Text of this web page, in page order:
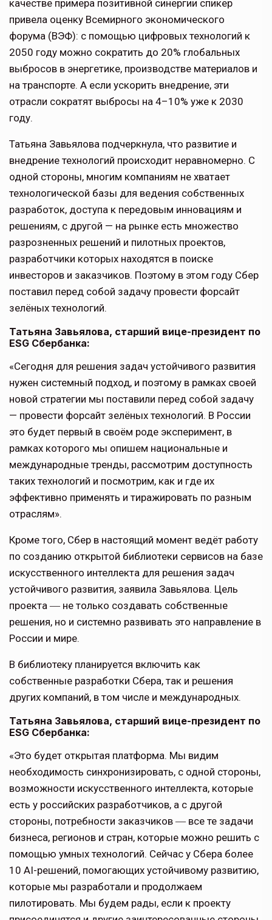
качестве примера позитивной синергии спикер
привела оценку Всемирного экономического
форума (ВЭФ): с помощью цифровых технологий к
2050 году можно сократить до 20% глобальных
выбросов в энергетике, производстве материалов и
на транспорте. А если ускорить внедрение, эти
отрасли сократят выбросы на 4–10% уже к 2030
году.
Татьяна Завьялова подчеркнула, что развитие и
внедрение технологий происходит неравномерно. С
одной стороны, многим компаниям не хватает
технологической базы для ведения собственных
разработок, доступа к передовым инновациям и
решениям, с другой — на рынке есть множество
разрозненных решений и пилотных проектов,
разработчики которых находятся в поиске
инвесторов и заказчиков. Поэтому в этом году Сбер
поставил перед собой задачу провести форсайт
зелёных технологий.
Татьяна Завьялова, старший вице-президент по
ESG Сбербанка:
«Сегодня для решения задач устойчивого развития
нужен системный подход, и поэтому в рамках своей
новой стратегии мы поставили перед собой задачу
— провести форсайт зелёных технологий. В России
это будет первый в своём роде эксперимент, в
рамках которого мы опишем национальные и
международные тренды, рассмотрим доступность
таких технологий и посмотрим, как и где их
эффективно применять и тиражировать по разным
отраслям».
Кроме того, Сбер в настоящий момент ведёт работу
по созданию открытой библиотеки сервисов на базе
искусственного интеллекта для решения задач
устойчивого развития, заявила Завьялова. Цель
проекта ― не только создавать собственные
решения, но и системно развивать это направление в
России и мире.
В библиотеку планируется включить как
собственные разработки Сбера, так и решения
других компаний, в том числе и международных.
Татьяна Завьялова, старший вице-президент по
ESG Сбербанка:
«Это будет открытая платформа. Мы видим
необходимость синхронизировать, с одной стороны,
возможности искусственного интеллекта, которые
есть у российских разработчиков, а с другой
стороны, потребности заказчиков ― все те задачи
бизнеса, регионов и стран, которые можно решить с
помощью умных технологий. Сейчас у Сбера более
10 AI-решений, помогающих устойчивому развитию,
которые мы разработали и продолжаем
пилотировать. Мы будем рады, если к проекту